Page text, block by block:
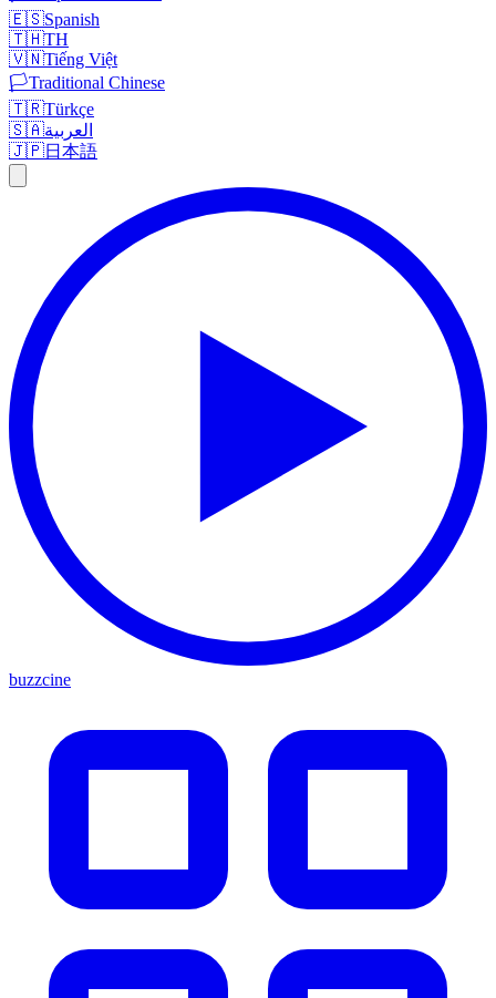
🇪🇸Spanish
🇹🇭TH
🇻🇳Tiếng Việt
🏳️Traditional Chinese
🇹🇷Türkçe
🇸🇦العربية
🇯🇵日本語
buzzcine